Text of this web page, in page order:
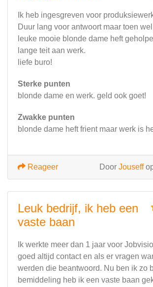
Ik heb ingesgreven voor
Duur lang voor antwoort maar toen
leuke mooie blonde dame heft
lange teit aan werk.
liefe buro!
Sterke punten
blonde dame en werk. geld ook goet!
Zwakke punten
blonde dame heft frient maar werk is
Door Jouseff
Reageer
Leuk bedrijf, ik heb een
vaste baan
Ik werkte meer dan 1 jaar voor
goed altijd contact en als er vragen
werden die beantwoord. Nu ben ik zo
bemiddeling heb ik een vaste baan